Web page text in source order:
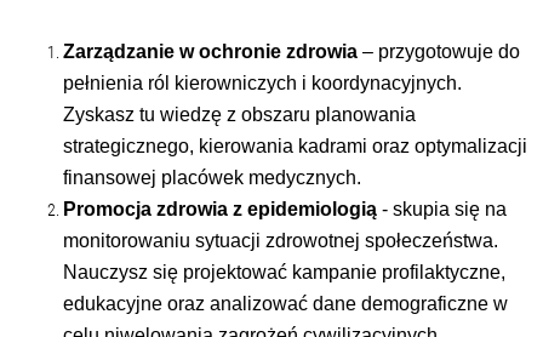
Zarządzanie w ochronie zdrowia– przygotowuje do
pełnienia ról kierowniczych i koordynacyjnych.
Zyskasz tu wiedzę z obszaru planowania
strategicznego, kierowania kadrami oraz optymalizacji
finansowej placówek medycznych.
Promocja zdrowia z epidemiologią - skupia się na
monitorowaniu sytuacji zdrowotnej społeczeństwa.
Nauczysz się projektować kampanie profilaktyczne,
edukacyjne oraz analizować dane demograficzne w